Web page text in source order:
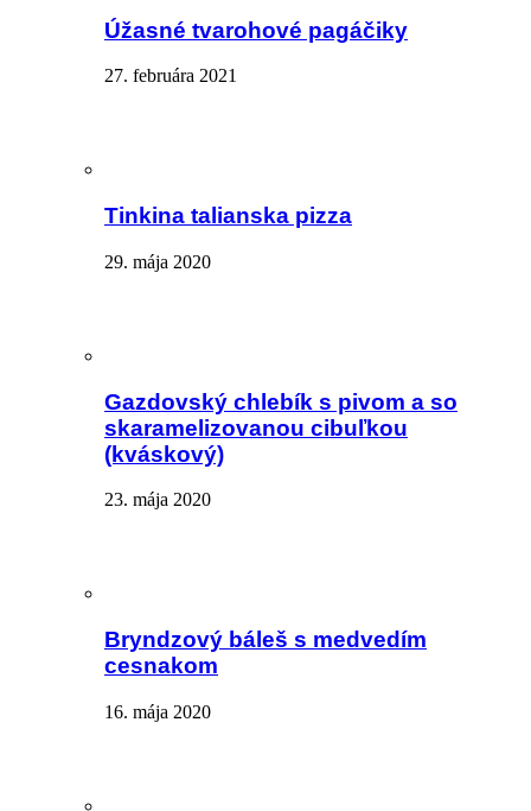
Úžasné tvarohové pagáčiky
27. februára 2021
Tinkina talianska pizza
29. mája 2020
Gazdovský chlebík s pivom a so
skaramelizovanou cibuľkou
(kváskový)
23. mája 2020
Bryndzový báleš s medvedím
cesnakom
16. mája 2020